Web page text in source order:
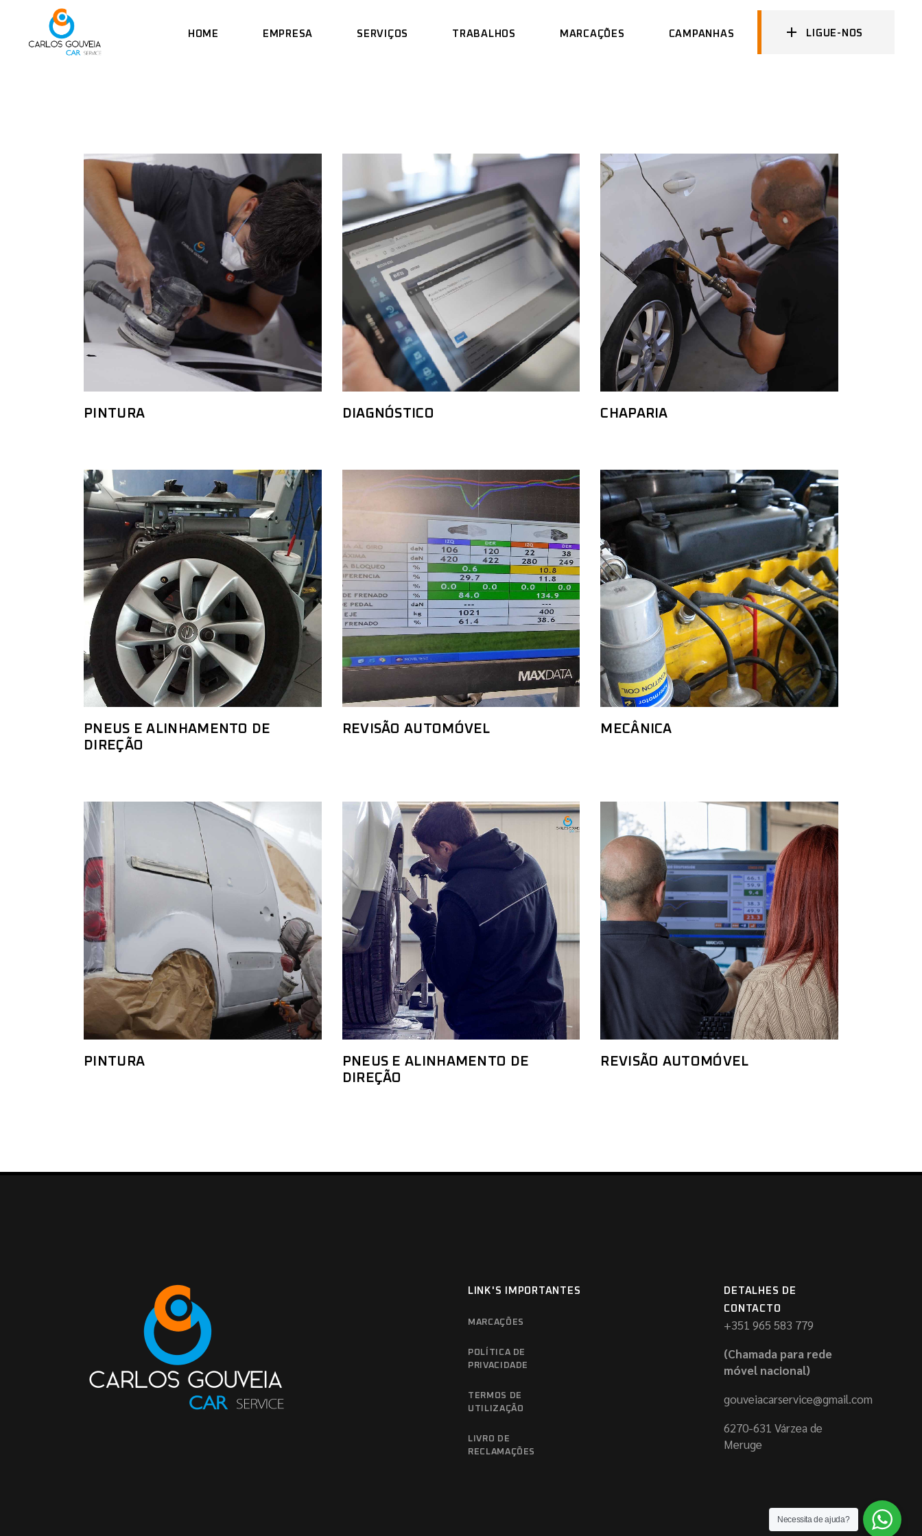
content HOME EMPRESA SERVIÇOS TRABALHOS MARCAÇÕES CAMPANHAS LIGUE-NOS
PINTURA DIAGNÓSTICO CHAPARIA
PNEUS E ALINHAMENTO DE
DIREÇÃO
REVISÃO AUTOMÓVEL MECÂNICA
PINTURA
PNEUS E ALINHAMENTO DE
DIREÇÃO
REVISÃO AUTOMÓVEL
LINK'S IMPORTANTES
MARCAÇÕES
POLÍTICA DE
PRIVACIDADE
TERMOS DE
UTILIZAÇÃO
LIVRO DE
RECLAMAÇÕES
DETALHES DE
CONTACTO
+351 965 583 779
(Chamada para rede
móvel nacional)
gouveiacarservice@gmail.com
6270-631 Várzea de
Meruge
Necessita de ajuda?